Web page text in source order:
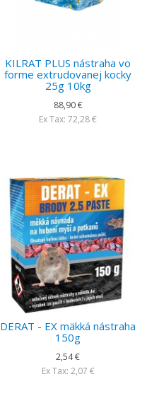
KILRAT PLUS nástraha vo
forme extrudovanej kocky
25g 10kg
88,90 €
Ex Tax: 72,28 €
DERAT - EX mäkká nástraha
150g
2,54 €
Ex Tax: 2,07 €